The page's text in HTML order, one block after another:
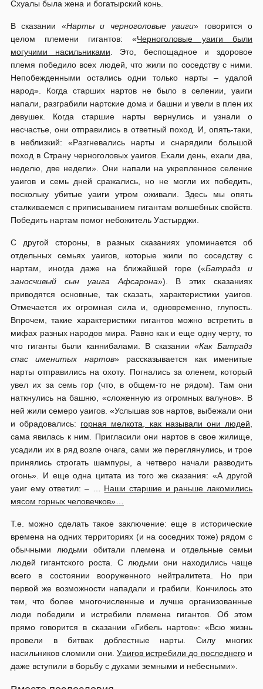
Схуалы была жена и богатырский конь.
В сказании «Нарты и черноголовые уаиги» говорится о
целом племени гигантов: «Черноголовые уаиги были
могучими насильниками . Это, беспощадное и здоровое
племя победило всех людей, что жили по соседству с ними.
Непобежденными остались одни только нарты – удалой
народ». Когда старших нартов не было в селении, уаиги
напали, разграбили нартские дома и башни и увели в плен их
девушек. Когда старшие нарты вернулись и узнали о
несчастье, они отправились в ответный поход. И, опять-таки,
в неблизкий: «Разгневались нарты и снарядили большой
поход в Страну черноголовых уаигов. Ехали день, ехали два,
неделю, две недели». Они напали на укрепленное селение
уаигов и семь дней сражались, но не могли их победить,
поскольку убитые уаиги утром оживали. Здесь мы опять
сталкиваемся с приписыванием гигантам волшебных свойств.
Победить нартам помог небожитель Уастырджи.
С другой стороны, в разных сказаниях упоминается об
отдельных семьях уаигов, которые жили по соседству с
нартам, иногда даже на ближайшей горе («Батрадз и
заносчивый сын уаига Афсарона»). В этих сказаниях
приводятся основные, так сказать, характеристики уаигов.
Отмечается их огромная сила и, одновременно, глупость.
Впрочем, такие характеристики гигантов можно встретить в
мифах разных народов мира. Равно как и еще одну черту, то
что гиганты были каннибалами. В сказании «Как Батрадз
спас именитых нартов» рассказывается как именитые
нарты отправились на охоту. Погнались за оленем, который
увел их за семь гор (что, в общем-то не рядом). Там они
наткнулись на башню, «сложенную из огромных валунов». В
ней жили семеро уаигов. «Услышав зов нартов, выбежали они
и обрадовались: горная мелкота, как называли они людей,
сама явилась к ним. Пригласили они нартов в свое жилище,
усадили их в ряд возле очага, сами же переглянулись, и трое
принялись строгать шампуры, а четверо начали разводить
огонь». И еще одна цитата из того же сказания: «А другой
уаиг ему ответил: – … Наши старшие и раньше лакомились
мясом горных человечков»…
Т.е. можно сделать такое заключение: еще в исторические
времена на одних территориях (и на соседних тоже) рядом с
обычными людьми обитали племена и отдельные семьи
людей гигантского роста. С людьми они находились чаще
всего в состоянии вооруженного нейтралитета. Но при
первой же возможности нападали и грабили. Кончилось это
тем, что более многочисленные и лучше организованные
люди победили и истребили племена гигантов. Об этом
прямо говорится в сказании «Гибель нартов»: «Всю жизнь
провели в битвах доблестные нарты. Силу многих
насильников сломили они. Уаигов истребили до последнегои
даже вступили в борьбу с духами земными и небесными».